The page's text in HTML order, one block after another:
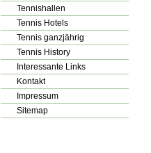
Tennishallen
Tennis Hotels
Tennis ganzjährig
Tennis History
Interessante Links
Kontakt
Impressum
Sitemap